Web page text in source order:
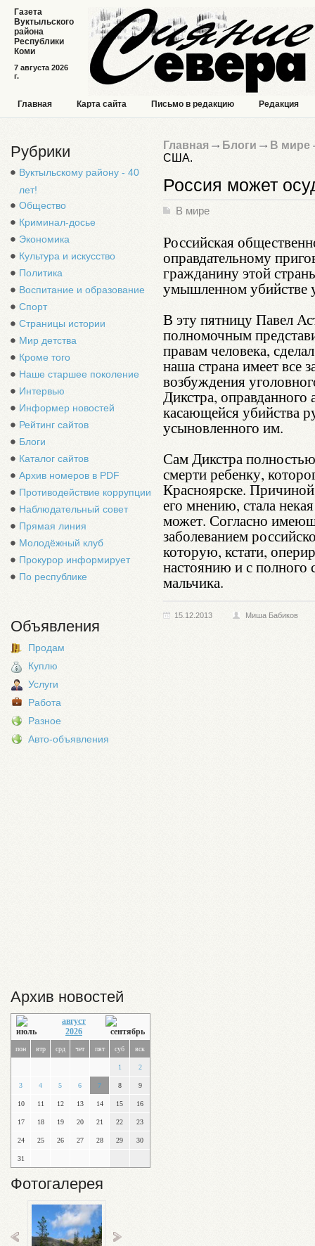
7 августа 2026
г.
Газета
Вуктыльского
района
Республики
Коми
Главная Карта сайта Письмо в редакцию Редакция
Рубрики
Вуктыльскому району - 40
лет!
Общество
Криминал-досье
Экономика
Культура и искусство
Политика
Воспитание и образование
Спорт
Страницы истории
Мир детства
Кроме того
Наше старшее поколение
Интервью
Информер новостей
Рейтинг сайтов
Блоги
Каталог сайтов
Архив номеров в PDF
Противодействие коррупции
Наблюдательный совет
Прямая линия
Молодёжный клуб
Прокурор информирует
По республике
Объявления
Продам
Куплю
Услуги
Работа
Разное
Авто-объявления
Архив новостей
август
2026
пон втр срд чет пят суб вск
1 2
3 4 5 6 7 8 9
10 11 12 13 14 15 16
17 18 19 20 21 22 23
24 25 26 27 28 29 30
31
Фотогалерея
Главная Блоги
В мире
США.
Россия может
В мире
Российская
оправдательному
гражданину этой
умышленном убийстве
В эту пятницу Павел
полномочным
правам человека,
наша страна имеет все
возбуждения
Дикстра,
касающейся убийства
усыновленного им.
Сам Дикстра
смерти ребенку,
Красноярске.
его мнению, стала
может. Согласно
заболеванием
которую, кстати,
настоянию и с полного
мальчика.
15.12.2013 Миша Бабиков